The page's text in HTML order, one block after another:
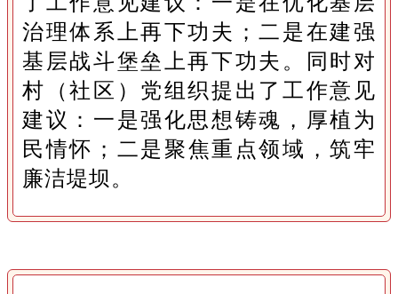
治理体系上再下功夫；二是在建强
基层战斗堡垒上再下功夫。同时对
村（社区）党组织提出了工作意见
建议：一是强化思想铸魂，厚植为
民情怀；二是聚焦重点领域，筑牢
廉洁堤坝。